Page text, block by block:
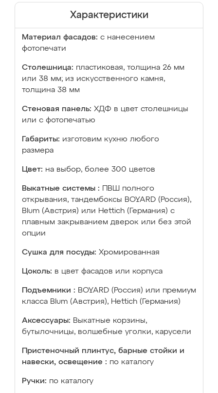
Характеристики
Материал фасадов: с нанесением
фотопечати
Столешница: пластиковая, толщина 26 мм
или 38 мм; из искусственного камня,
толщина 38 мм
Стеновая панель: ХДФ в цвет столешницы
или с фотопечатью
Габариты: изготовим кухню любого
размера
Цвет: на выбор, более 300 цветов
Выкатные системы :
ПВШ полного
открывания, тандембоксы BOYARD (Россия),
Blum (Австрия) или Hettich (Германия) с
плавным закрыванием дверок или без этой
опции
Сушка для посуды: Хромированная
Цоколь: в цвет фасадов или корпуса
Подъемники : BOYARD (Россия) или премиум
класса Blum (Австрия), Hettich (Германия)
Аксессуары: Выкатные корзины,
бутылочницы, волшебные уголки, карусели
Пристеночный плинтус, барные стойки и
навески, освещение : по каталогу
Ручки: по каталогу